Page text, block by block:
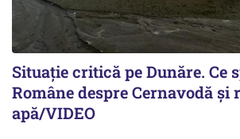
Situație critică pe Dunăre. Ce
Române despre Cernavodă
apă/VIDEO